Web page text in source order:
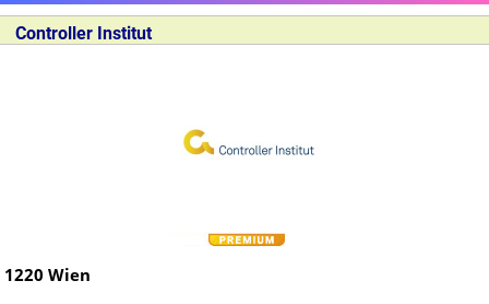
Controller Institut
1220 Wien